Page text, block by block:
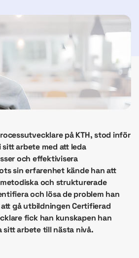
på KTH, stod inför
arbete med att leda
och effektivisera
sin erfarenhet kände han att
och strukturerade
och lösa de problem han
gå utbildningen Certifierad
fick han kunskapen han
sitt arbete till nästa nivå.